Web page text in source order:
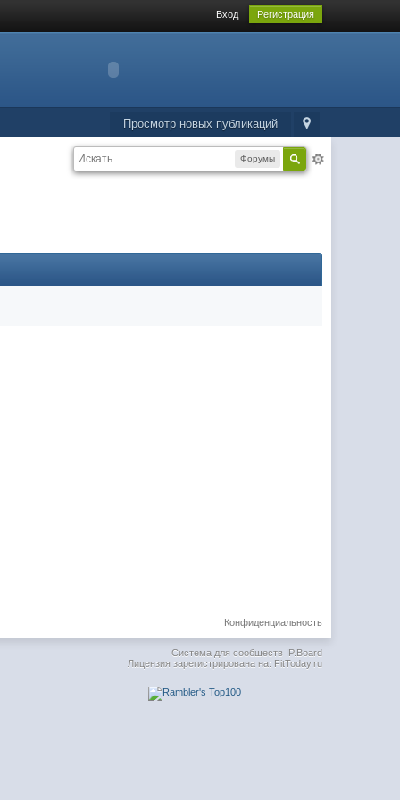
Вход Регистрация
Просмотр новых публикаций
Форумы
Конфиденциальность
Система для сообществ IP.Board
Лицензия зарегистрирована на: FitToday.ru